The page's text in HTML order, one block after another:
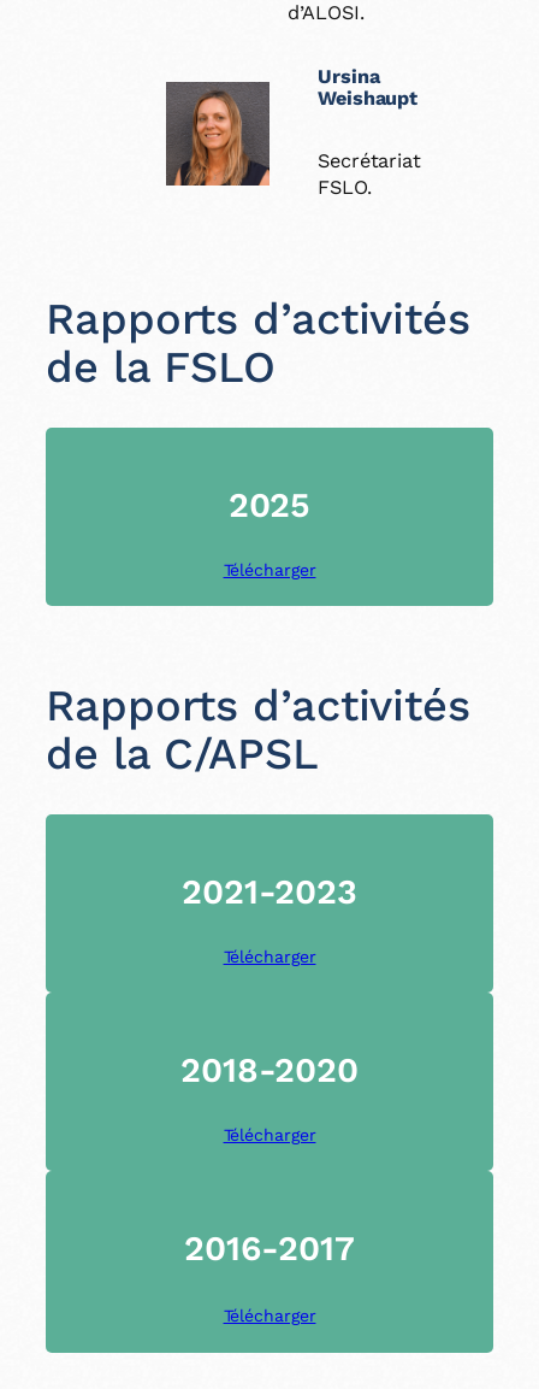
d’ALOSI.
Ursina
Weishaupt
Secrétariat
FSLO.
Rapports d’activités
de la FSLO
2025
Télécharger
Rapports d’activités
de la C/APSL
2021-2023
Télécharger
2018-2020
Télécharger
2016-2017
Télécharger